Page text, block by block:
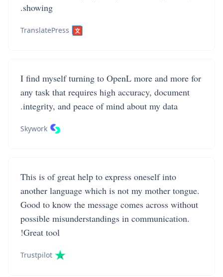
showing.
TranslatePress
I find myself turning to OpenL more and more for
any task that requires high accuracy, document
integrity, and peace of mind about my data.
Skywork
This is of great help to express oneself into
another language which is not my mother tongue.
Good to know the message comes across without
possible misunderstandings in communication.
Great tool!
Trustpilot